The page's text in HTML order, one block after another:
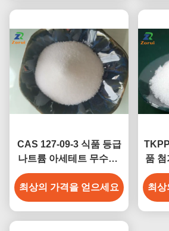
CAS 127-09-3 식품 등급
나트륨 아세테트 무수성/
아세트산 나트륨 소금 주
사용
최상의 가격을 얻으세요
품 첨
급
최상